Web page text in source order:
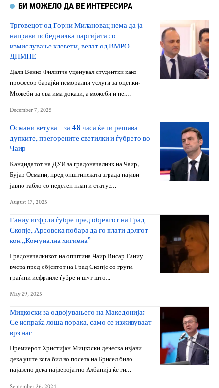
БИ МОЖЕЛО ДА ВЕ ИНТЕРЕСИРА
Трговецот од Горни Милановац нема да ја
направи победничка партијата со
измислување клевети, велат од ВМРО
ДПМНЕ
Дали Венко Филипче уценувал студентки како
професор барајќи неморални услуги за оценки-
Можеби за ова има докази, а можеби и не.…
December 7, 2025
Османи ветува – за 48 часа ќе ги решава
дупките, прегорените светилки и ѓубрето во
Чаир
Кандидатот на ДУИ за градоначалник на Чаир,
Бујар Османи, пред општинската зграда најави
јавно табло со неделен план и статус…
August 17, 2025
Ганиу исфрли ѓубре пред објектот на Град
Скопје, Арсовска побара да го плати долгот
кон „Комунална хигиена”
Градоначалникот на општина Чаир Висар Ганиу
вчера пред објектот на Град Скопје со група
граѓани исфрлиле ѓубре и шут што…
May 29, 2025
Мицкоски за одвојувањето на Македонија:
Се испраќа лоша порака, само се изживуваат
врз нас
Премиерот Христијан Мицкоски денеска изјави
дека уште кога бил во посета на Брисел било
најавено дека најверојатно Албанија ќе ги…
September 26, 2024